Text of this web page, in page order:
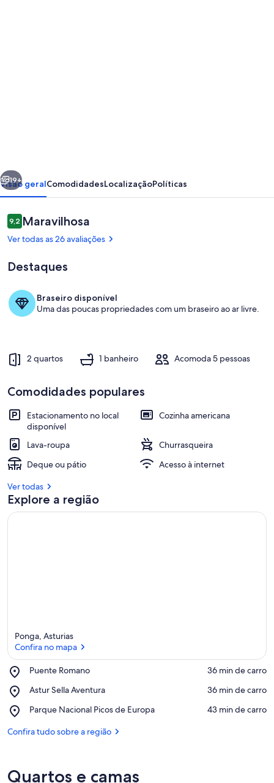
Opções para refeição ao ar livre
Próximo
19+
Visão geralComodidadesLocalizaçãoPolíticas
Avaliações
9,29,2 de 10
Maravilhosa
Ver todas as 26 avaliações
Destaques
Braseiro disponível
Uma das poucas propriedades com um braseiro ao ar livre.
2 quartos 1 banheiro Acomoda 5 pessoas
Comodidades populares
Estacionamento no local
disponível
Cozinha americana
Lava-roupa
Churrasqueira
Deque ou pátio
Acesso à internet
Ver todas
Explore a região
Ponga, Asturias
Confira no mapa
Puente Romano
Place,
Romano
‪36 min de carro‬
Astur Sella Aventura
Place,
Sella
‪36 min de carro‬
Parque Nacional Picos de Europa
Place,
Nacional
‪43 min de carro‬
Confira tudo sobre a região
Quartos e camas